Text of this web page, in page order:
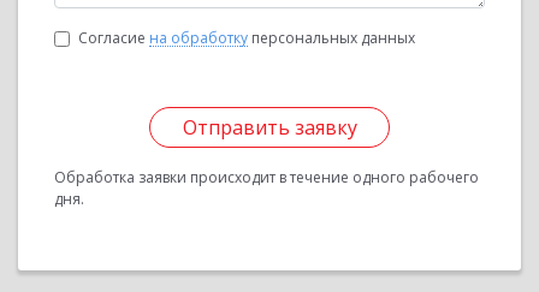
Согласие на обработку персональных данных
Отправить заявку
Обработка заявки происходит в течение одного рабочего
дня.